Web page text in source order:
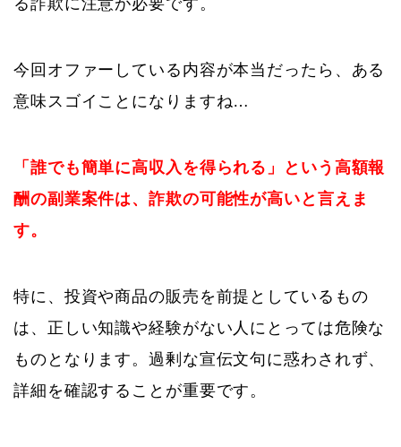
る詐欺に注意が必要です。
今回オファーしている内容が本当だったら、ある
意味スゴイことになりますね…
「誰でも簡単に高収入を得られる」という高額報
酬の副業案件は、詐欺の可能性が高いと言えま
す。
特に、投資や商品の販売を前提としているもの
は、正しい知識や経験がない人にとっては危険な
ものとなります。過剰な宣伝文句に惑わされず、
詳細を確認することが重要です。